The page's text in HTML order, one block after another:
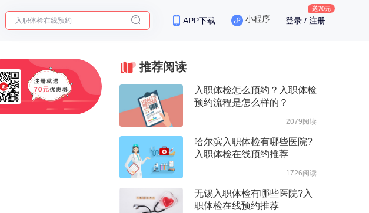
2025年了，给父母预约体检 APP下载 小程序 登录 / 注册
推荐阅读
入职体检怎么预约？入职体检
预约流程是怎么样的？
2079阅读
哈尔滨入职体检有哪些医院?
入职体检在线预约推荐
1726阅读
无锡入职体检有哪些医院?入
职体检在线预约推荐